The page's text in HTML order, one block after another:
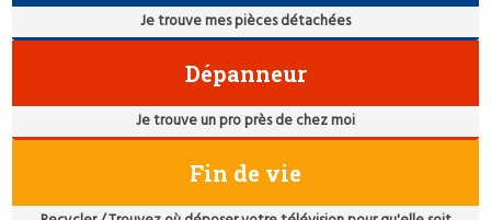
Je trouve mes pièces détachées
Dépanneur
Je trouve un pro près de chez moi
Fin de vie